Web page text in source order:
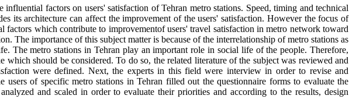
factors on users' satisfaction of Tehran metro stations. Speed, timing and technical
its architecture can affect the improvement of the users' satisfaction. However the focus of
factors which contribute to improvementof users' travel satisfaction in metro network toward
The importance of this subject matter is because of the interrelationship of metro stations as
The metro stations in Tehran play an important role in social life of the people. Therefore,
which should be considered. To do so, the related literature of the subject was reviewed and
were defined. Next, the experts in this field were interview in order to revise and
users of specific metro stations in Tehran filled out the questionnaire forms to evaluate the
and scaled in order to evaluate their priorities and according to the results, design